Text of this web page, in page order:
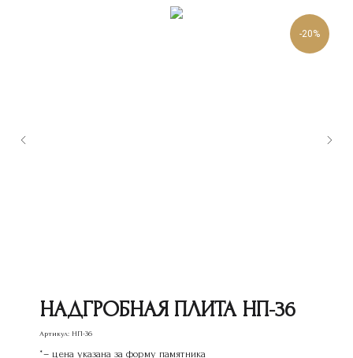
-20%
НАДГРОБНАЯ ПЛИТА НП-36
Артикул: НП-36
*– цена указана за форму памятника